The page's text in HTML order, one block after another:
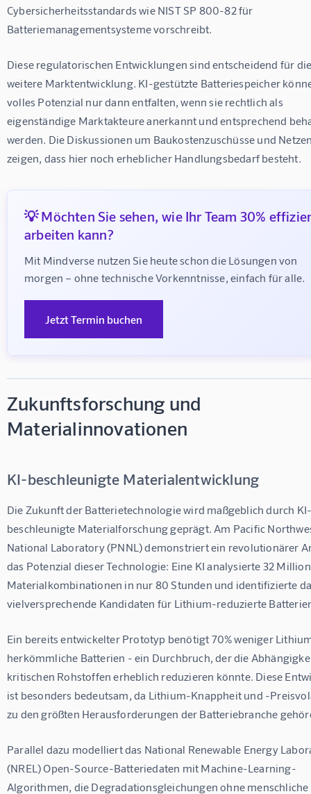
Cybersicherheitsstandards wie NIST SP 800-82 für
Batteriemanagementsysteme vorschreibt.
Diese regulatorischen Entwicklungen sind entscheidend für
weitere Marktentwicklung. KI-gestützte Batteriespeicher
volles Potenzial nur dann entfalten, wenn sie rechtlich als
eigenständige Marktakteure anerkannt und entsprechend
werden. Die Diskussionen um Baukostenzuschüsse und
zeigen, dass hier noch erheblicher Handlungsbedarf besteht.
💡 Möchten Sie sehen, wie Ihr Team 30%
arbeiten kann?
Mit Mindverse nutzen Sie heute schon die Lösungen von
morgen – ohne technische Vorkenntnisse, einfach für alle.
Jetzt Termin buchen
Zukunftsforschung und
Materialinnovationen
KI-beschleunigte Materialentwicklung
Die Zukunft der Batterietechnologie wird maßgeblich durch
beschleunigte Materialforschung geprägt. Am Pacific
National Laboratory (PNNL) demonstriert ein revolutionärer
das Potenzial dieser Technologie: Eine KI analysierte 32
Materialkombinationen in nur 80 Stunden und identifizierte
vielversprechende Kandidaten für Lithium-reduzierte
Ein bereits entwickelter Prototyp benötigt 70% weniger
herkömmliche Batterien - ein Durchbruch, der die
kritischen Rohstoffen erheblich reduzieren könnte. Diese
ist besonders bedeutsam, da Lithium-Knappheit und -
zu den größten Herausforderungen der Batteriebranche
Parallel dazu modelliert das National Renewable Energy
(NREL) Open-Source-Batteriedaten mit Machine-Learning-
Algorithmen, die Degradationsgleichungen ohne menschliche